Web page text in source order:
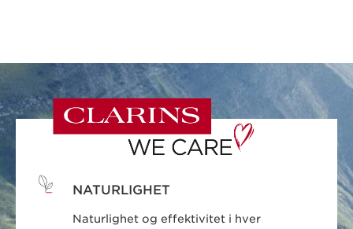
NATURLIGHET
Naturlighet og effektivitet i hver